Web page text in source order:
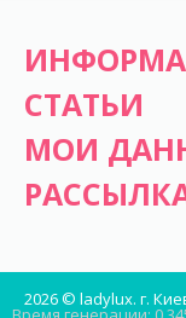
СТАТЬИ
МОИ
2026 © ladylux. г.